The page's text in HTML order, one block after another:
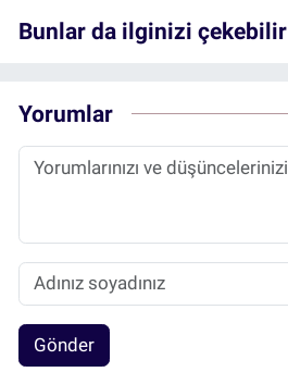
Bunlar da ilginizi çekebilir
Yorumlar
Gönder